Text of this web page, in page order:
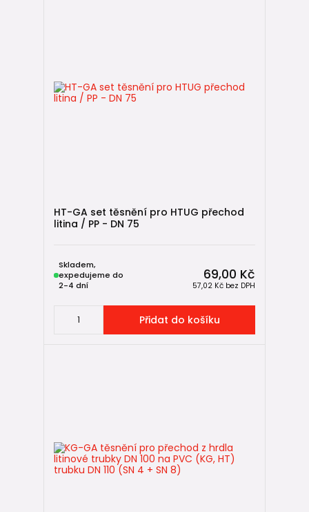
HT-GA set těsnění pro HTUG přechod
litina / PP - DN 75
69,00 Kč
57,02 Kč bez DPH
Skladem,
expedujeme do
2-4 dní
Přidat do košíku